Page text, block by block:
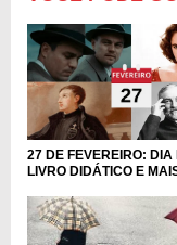
27 DE FEVEREIRO: DIA
LIVRO DIDÁTICO E